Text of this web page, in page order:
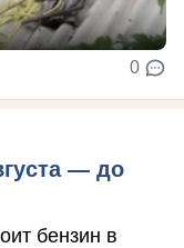
0
— до
бензин в